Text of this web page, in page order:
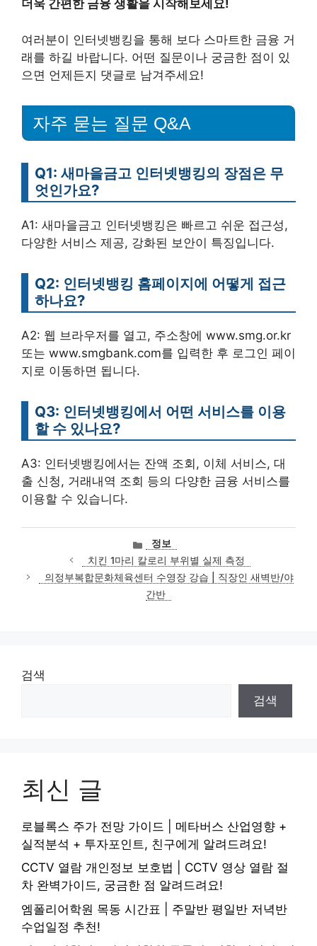
더욱 간편한 금융 생활을 시작해보세요!
여러분이 인터넷뱅킹을 통해 보다 스마트한 금융 거
래를 하길 바랍니다. 어떤 질문이나 궁금한 점이 있
으면 언제든지 댓글로 남겨주세요!
자주 묻는 질문 Q&A
Q1: 새마을금고 인터넷뱅킹의 장점은 무
엇인가요?
A1: 새마을금고 인터넷뱅킹은 빠르고 쉬운 접근성,
다양한 서비스 제공, 강화된 보안이 특징입니다.
Q2: 인터넷뱅킹 홈페이지에 어떻게 접근
하나요?
A2: 웹 브라우저를 열고, 주소창에 www.smg.or.kr
또는 www.smgbank.com를 입력한 후 로그인 페이
지로 이동하면 됩니다.
Q3: 인터넷뱅킹에서 어떤 서비스를 이용
할 수 있나요?
A3: 인터넷뱅킹에서는 잔액 조회, 이체 서비스, 대
출 신청, 거래내역 조회 등의 다양한 금융 서비스를
이용할 수 있습니다.
카
테
고
리
정보
치킨 1마리 칼로리 부위별 실제 측정
의정부복합문화체육센터 수영장 강습 | 직장인 새벽반/야
간반
검색
검색
최신 글
로블록스 주가 전망 가이드 | 메타버스 산업영향 +
실적분석 + 투자포인트, 친구에게 알려드려요!
CCTV 열람 개인정보 보호법 | CCTV 영상 열람 절
차 완벽가이드, 궁금한 점 알려드려요!
엠폴리어학원 목동 시간표 | 주말반 평일반 저녁반
수업일정 추천!